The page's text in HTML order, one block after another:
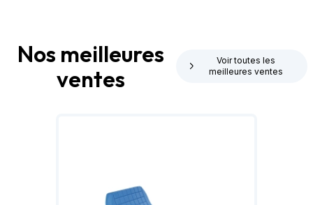
Nos meilleures
ventes
Voir toutes les
meilleures ventes